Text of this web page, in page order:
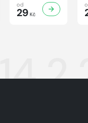
od
29 Kč